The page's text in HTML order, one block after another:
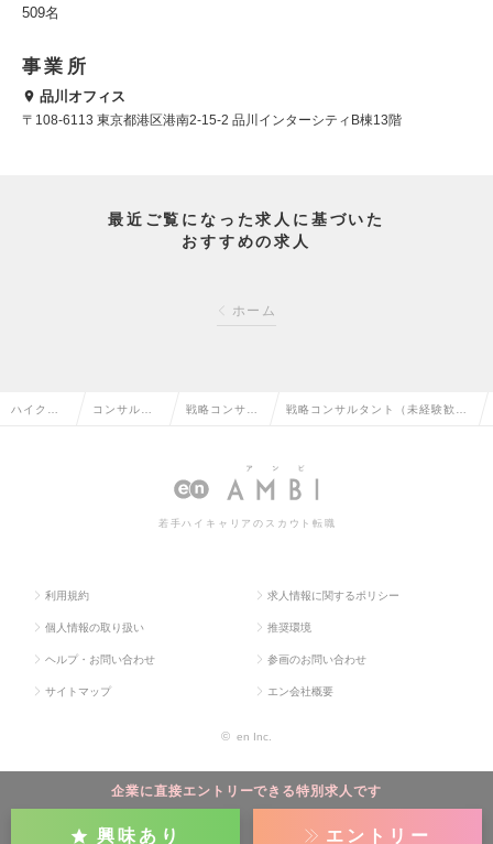
509名
事業所
品川オフィス
〒108-6113 東京都港区港南2-15-2 品川インターシティB棟13階
最近ご覧になった求人に基づいた
おすすめの求人
ホーム
企業に直接エントリーできる特別求人です
興味あり エントリー
ハイクラ コンサルタ 戦略コンサル 戦略コンサルタント（未経験歓
若手ハイキャリアのスカウト転職
利用規約 求人情報に関するポリシー
個人情報の取り扱い 推奨環境
ヘルプ・お問い合わせ 参画のお問い合わせ
サイトマップ エン会社概要
© en Inc.